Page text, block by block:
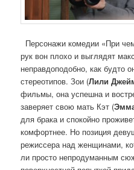
Персонажи комедии «При
рук вон плохо и выглядят
неправдоподобно, как будто
стереотипов. Зои (Лили
фильмы, она успешна и
заверяет свою мать Кэт (
для брака и спокойно
комфортнее. Но позиция
режиссера над женщинами,
ли просто непродуманным